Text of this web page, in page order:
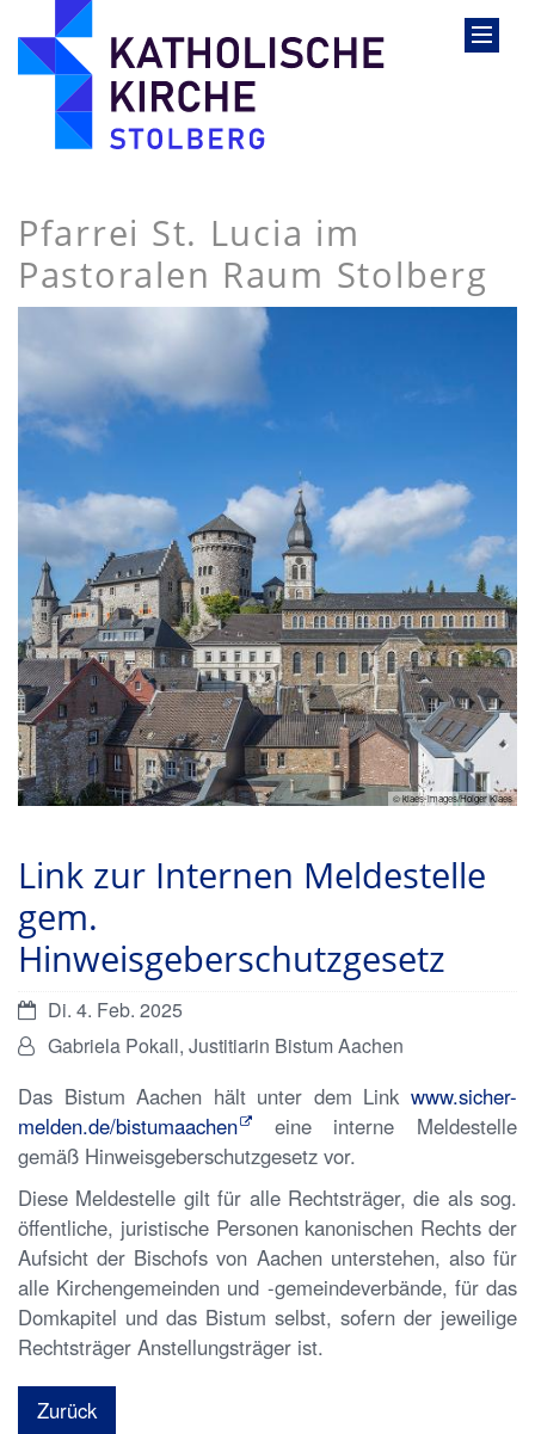
Pfarrei St. Lucia im
Pastoralen Raum Stolberg
© klaes-images/Holger Klaes
Link zur Internen Meldestelle
gem.
Hinweisgeberschutzgesetz
Datum:Di. 4. Feb. 2025
Von:Gabriela Pokall, Justitiarin Bistum Aachen
Das Bistum Aachen hält unter dem Link www.sicher-
melden.de/bistumaachen
eine interne Meldestelle
gemäß Hinweisgeberschutzgesetz vor.
Diese Meldestelle gilt für alle Rechtsträger, die als sog.
öffentliche, juristische Personen kanonischen Rechts der
Aufsicht der Bischofs von Aachen unterstehen, also für
alle Kirchengemeinden und -gemeindeverbände, für das
Domkapitel und das Bistum selbst, sofern der jeweilige
Rechtsträger Anstellungsträger ist.
Zurück